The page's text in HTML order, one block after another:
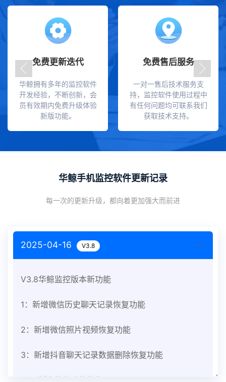
免费更新迭代
华鲸拥有多年的监控软件
开发经验，不断创新，会
员有效期内免费升级体验
新版功能。
免费售后服务
一对一售后技术服务支
持，监控软件使用过程中
有任何问题均可联系我们
获取技术支持。
华鲸手机监控软件更新记录
每一次的更新升级，都向着更加强大而前进
2025-04-16 V3.8
V3.8华鲸监控版本新功能
1：新增微信历史聊天记录恢复功能
2：新增微信照片视频恢复功能
3：新增抖音聊天记录数据删除恢复功能